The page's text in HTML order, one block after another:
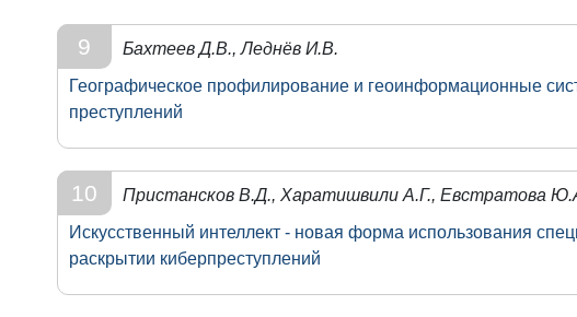
9
Бахтеев Д.В., Леднёв И.В.
Географическое профилирование и геоинформационные
преступлений
10
Пристансков В.Д., Харатишвили А.Г., Евстратова
Искусственный интеллект - новая форма использования
раскрытии киберпреступлений